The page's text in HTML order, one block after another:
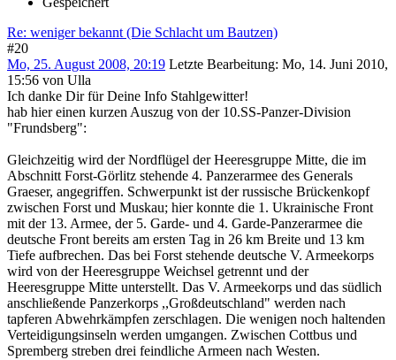
Re: weniger bekannt (Die Schlacht um Bautzen)
#20
Mo, 25. August 2008, 20:19 Letzte Bearbeitung: Mo, 14. Juni 2010,
15:56 von Ulla
Ich danke Dir für Deine Info Stahlgewitter!
hab hier einen kurzen Auszug von der 10.SS-Panzer-Division
"Frundsberg":
Gleichzeitig wird der Nordflügel der Heeresgruppe Mitte, die im
Abschnitt Forst-Görlitz stehende 4. Panzerarmee des Generals
Graeser, angegriffen. Schwerpunkt ist der russische Brückenkopf
zwischen Forst und Muskau; hier konnte die 1. Ukrainische Front
mit der 13. Armee, der 5. Garde- und 4. Garde-Panzerarmee die
deutsche Front bereits am ersten Tag in 26 km Breite und 13 km
Tiefe aufbrechen. Das bei Forst stehende deutsche V. Armeekorps
wird von der Heeresgruppe Weichsel getrennt und der
Heeresgruppe Mitte unterstellt. Das V. Armeekorps und das südlich
anschließende Panzerkorps ,,Großdeutschland" werden nach
tapferen Abwehrkämpfen zerschlagen. Die wenigen noch haltenden
Verteidigungsinseln werden umgangen. Zwischen Cottbus und
Spremberg streben drei feindliche Armeen nach Westen.